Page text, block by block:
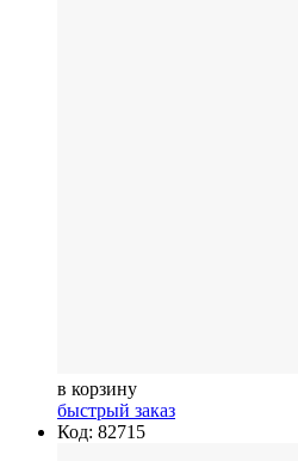
в корзину
быстрый заказ
Код: 82715